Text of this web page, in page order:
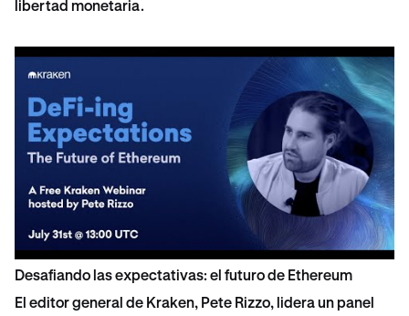
libertad monetaria.
Desafiando las expectativas: el futuro de Ethereum
El editor general de Kraken, Pete Rizzo, lidera un panel